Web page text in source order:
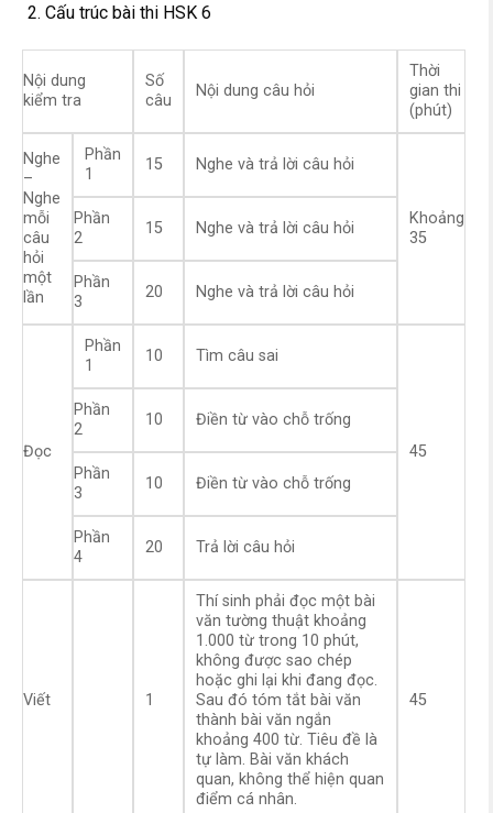
Cấu trúc bài thi HSK 6
Nội dung
kiểm tra
Số
câu
Nội dung câu hỏi
Thời
gian thi
(phút)
Nghe
–
Nghe
mỗi
câu
hỏi
một
lần
Phần
1
15 Nghe và trả lời câu hỏi
Khoảng
35
Phần
2
15 Nghe và trả lời câu hỏi
Phần
3
20 Nghe và trả lời câu hỏi
Đọc
Phần
1
10 Tìm câu sai
45
Phần
2
10 Điền từ vào chỗ trống
Phần
3
10 Điền từ vào chỗ trống
Phần
4
20 Trả lời câu hỏi
Viết 1
Thí sinh phải đọc một bài
văn tường thuật khoảng
1.000 từ trong 10 phút,
không được sao chép
hoặc ghi lại khi đang đọc.
Sau đó tóm tắt bài văn
thành bài văn ngắn
khoảng 400 từ. Tiêu đề là
tự làm. Bài văn khách
quan, không thể hiện quan
điểm cá nhân.
45